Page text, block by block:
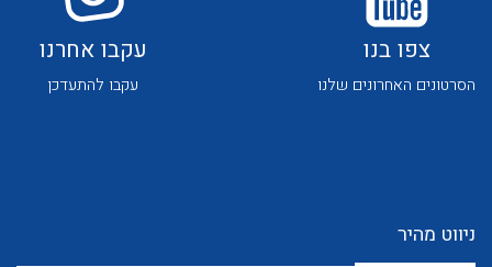
צפו בנו
הסרטונים האחרונים שלנו
עקבו אחרנו
עקבו להתעדכן
ניווט מהיר